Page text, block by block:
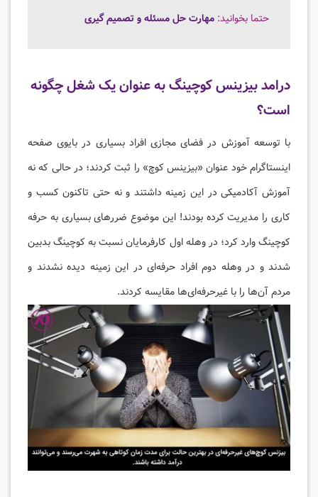
حتما بخوانید: مهارت حل مسئله و تصمیم گیری
درامد بیزینس کوچینگ به عنوان یک شغل چگونه
است؟
با توسعه آموزش در فضای مجازی افراد بسیاری در بایوی صفحه
اینستاگرام خود عنوان «بیزینس کوچ» را ثبت کردند؛ در حالی که نه
آموزش آکادمیکی در این زمینه داشتند و نه حتی تاکنون کسب و
کاری را مدیریت کرده بودند! این موضوع ضررهای بسیاری به حرفه
کوچینگ وارد کرد؛ در وهله اول کارفرمایان نسبت به کوچینگ بدبین
شدند و در وهله دوم افراد حرفه‌ای در این زمینه دیده نشدند و
مردم آن‌ها را با غیرحرفه‌ای‌ها مقایسه کردند.